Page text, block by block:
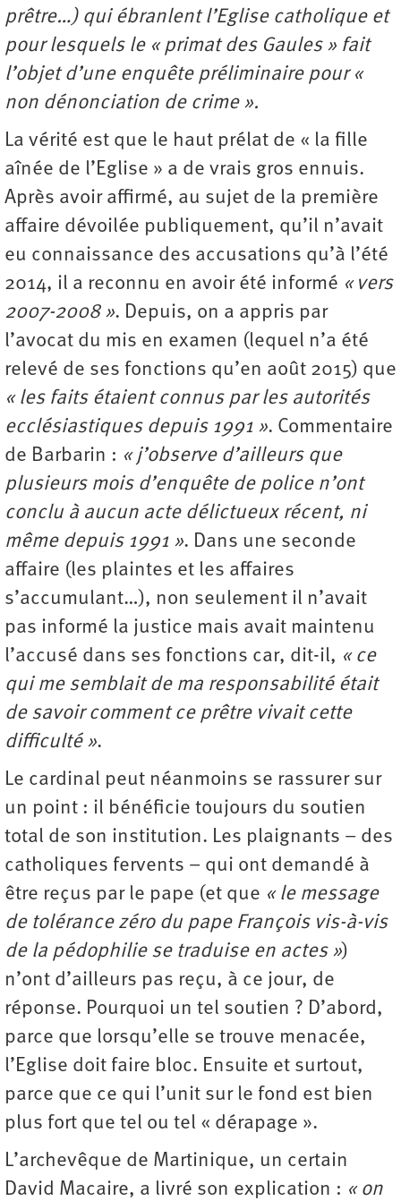
prêtre…) qui ébranlent l’Eglise catholique et
pour lesquels le « primat des Gaules » fait
l’objet d’une enquête préliminaire pour «
non dénonciation de crime ».
La vérité est que le haut prélat de « la fille
aînée de l’Eglise » a de vrais gros ennuis.
Après avoir affirmé, au sujet de la première
affaire dévoilée publiquement, qu’il n’avait
eu connaissance des accusations qu’à l’été
2014, il a reconnu en avoir été informé « vers
2007-2008 ». Depuis, on a appris par
l’avocat du mis en examen (lequel n’a été
relevé de ses fonctions qu’en août 2015) que
« les faits étaient connus par les autorités
ecclésiastiques depuis 1991 ». Commentaire
de Barbarin : « j’observe d’ailleurs que
plusieurs mois d’enquête de police n’ont
conclu à aucun acte délictueux récent, ni
même depuis 1991 ». Dans une seconde
affaire (les plaintes et les affaires
s’accumulant…), non seulement il n’avait
pas informé la justice mais avait maintenu
l’accusé dans ses fonctions car, dit-il, « ce
qui me semblait de ma responsabilité était
de savoir comment ce prêtre vivait cette
difficulté ».
Le cardinal peut néanmoins se rassurer sur
un point : il bénéficie toujours du soutien
total de son institution. Les plaignants – des
catholiques fervents – qui ont demandé à
être reçus par le pape (et que « le message
de tolérance zéro du pape François vis-à-vis
de la pédophilie se traduise en actes »)
n’ont d’ailleurs pas reçu, à ce jour, de
réponse. Pourquoi un tel soutien ? D’abord,
parce que lorsqu’elle se trouve menacée,
l’Eglise doit faire bloc. Ensuite et surtout,
parce que ce qui l’unit sur le fond est bien
plus fort que tel ou tel « dérapage ».
L’archevêque de Martinique, un certain
David Macaire, a livré son explication : « on